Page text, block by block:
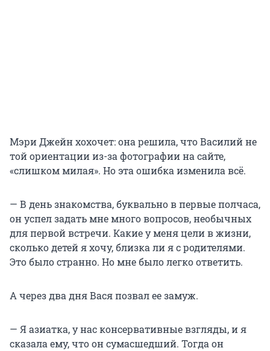
Мэри Джейн хохочет: она решила, что Василий не
той ориентации из-за фотографии на сайте,
«слишком милая». Но эта ошибка изменила всё.
— В день знакомства, буквально в первые полчаса,
он успел задать мне много вопросов, необычных
для первой встречи. Какие у меня цели в жизни,
сколько детей я хочу, близка ли я с родителями.
Это было странно. Но мне было легко ответить.
А через два дня Вася позвал ее замуж.
— Я азиатка, у нас консервативные взгляды, и я
сказала ему, что он сумасшедший. Тогда он